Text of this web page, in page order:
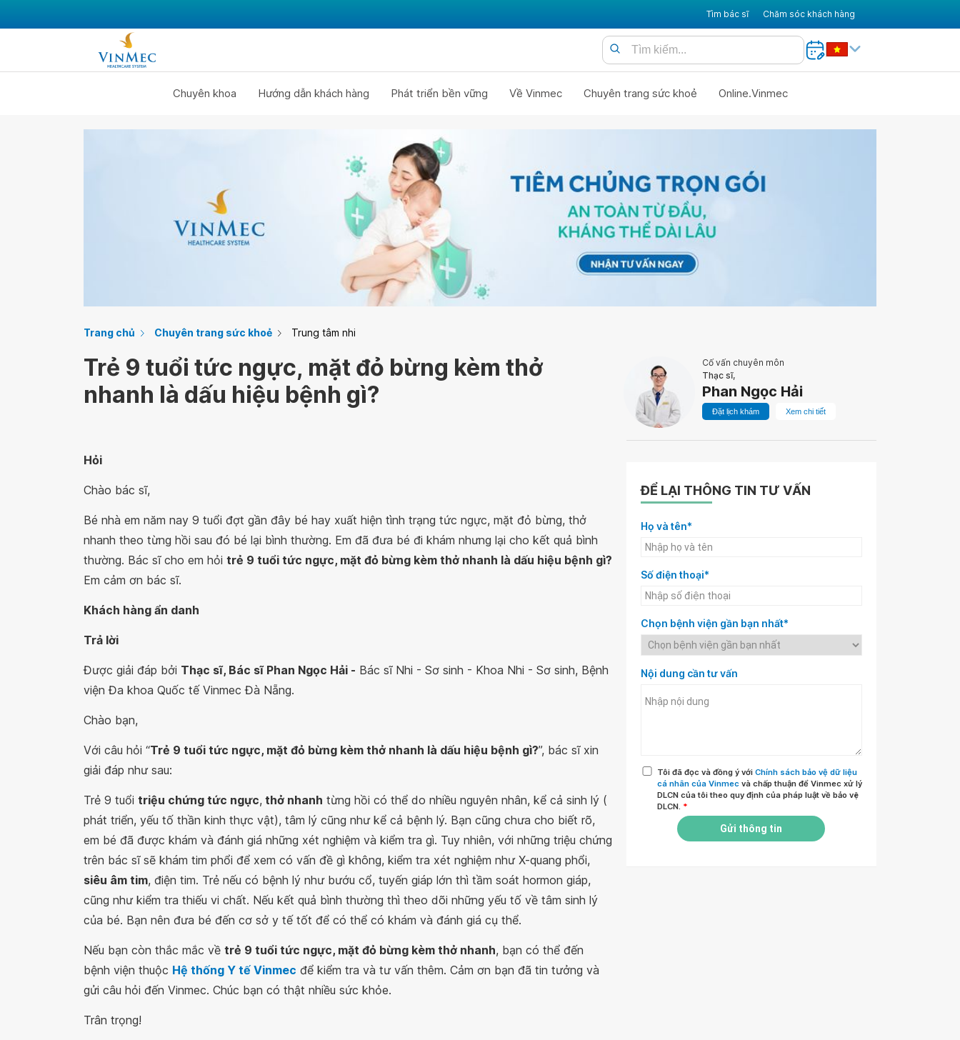
Tìm bác sĩ Chăm sóc khách hàng
Chuyên khoa Hướng dẫn khách hàng Phát triển bền vững Về Vinmec Chuyên trang sức khoẻ Online.Vinmec
Trang chủ Chuyên trang sức khoẻ Trung tâm nhi
Trẻ 9 tuổi tức ngực, mặt đỏ bừng kèm thở
nhanh là dấu hiệu bệnh gì?
Cố vấn chuyên môn
Thạc sĩ,
Phan Ngọc Hải
Đặt lịch khám Xem chi tiết
Hỏi
Chào bác sĩ,
Bé nhà em năm nay 9 tuổi đợt gần đây bé hay xuất hiện tình trạng tức ngực, mặt đỏ bừng, thở
nhanh theo từng hồi sau đó bé lại bình thường. Em đã đưa bé đi khám nhưng lại cho kết quả bình
thường. Bác sĩ cho em hỏi trẻ 9 tuổi tức ngực, mặt đỏ bừng kèm thở nhanh là dấu hiệu bệnh gì?
Em cảm ơn bác sĩ.
Khách hàng ẩn danh
Trả lời
Được giải đáp bởi Thạc sĩ, Bác sĩ Phan Ngọc Hải - Bác sĩ Nhi - Sơ sinh - Khoa Nhi - Sơ sinh, Bệnh
viện Đa khoa Quốc tế Vinmec Đà Nẵng.
Chào bạn,
Với câu hỏi “Trẻ 9 tuổi tức ngực, mặt đỏ bừng kèm thở nhanh là dấu hiệu bệnh gì?”, bác sĩ xin
giải đáp như sau:
Trẻ 9 tuổi triệu chứng tức ngực, thở nhanh từng hồi có thể do nhiều nguyên nhân, kể cả sinh lý (
phát triển, yếu tố thần kinh thực vật), tâm lý cũng như kể cả bệnh lý. Bạn cũng chưa cho biết rõ,
em bé đã được khám và đánh giá những xét nghiệm và kiểm tra gì. Tuy nhiên, với những triệu chứng
trên bác sĩ sẽ khám tim phổi để xem có vấn đề gì không, kiểm tra xét nghiệm như X-quang phổi,
siêu âm tim, điện tim. Trẻ nếu có bệnh lý như bướu cổ, tuyến giáp lớn thì tầm soát hormon giáp,
cũng như kiểm tra thiếu vi chất. Nếu kết quả bình thường thì theo dõi những yếu tố về tâm sinh lý
của bé. Bạn nên đưa bé đến cơ sở y tế tốt để có thể có khám và đánh giá cụ thể.
Nếu bạn còn thắc mắc về trẻ 9 tuổi tức ngực, mặt đỏ bừng kèm thở nhanh, bạn có thể đến
bệnh viện thuộc Hệ thống Y tế Vinmec để kiểm tra và tư vấn thêm. Cảm ơn bạn đã tin tưởng và
gửi câu hỏi đến Vinmec. Chúc bạn có thật nhiều sức khỏe.
Trân trọng!
ĐỂ LẠI THÔNG TIN TƯ VẤN
Họ và tên*
Số điện thoại*
Chọn bệnh viện gần bạn nhất*
Nội dung cần tư vấn
Tôi đã đọc và đồng ý với Chính sách bảo vệ dữ liệu
cá nhân của Vinmec và chấp thuận để Vinmec xử lý
DLCN của tôi theo quy định của pháp luật về bảo vệ
DLCN. *
Gửi thông tin